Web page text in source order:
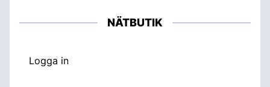
NÄTBUTIK
Logga in